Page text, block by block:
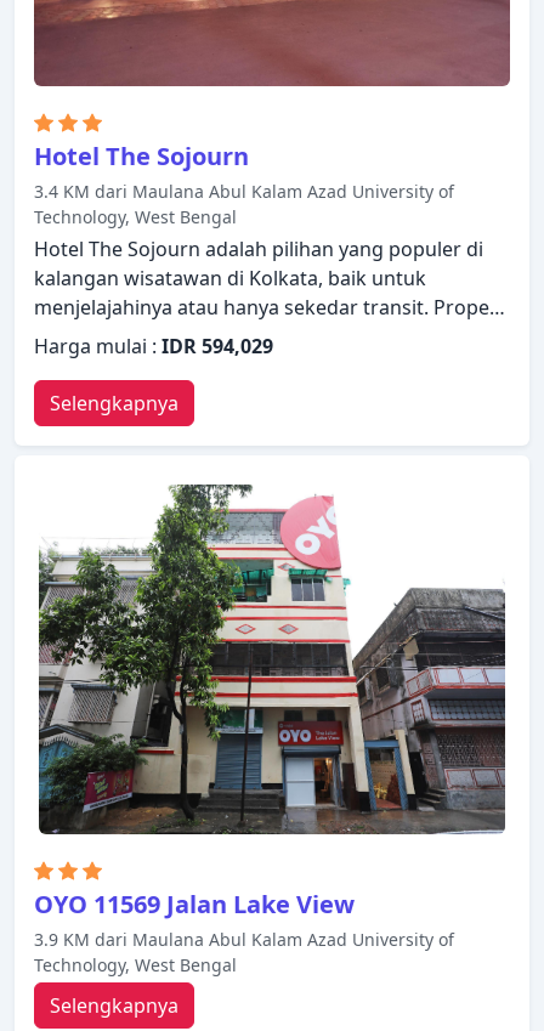
suasana yang indah untuk membuat kunjungan
Anda di Kolkata tidak terlupakan.
Hotel The Sojourn
3.4 KM dari Maulana Abul Kalam Azad University of
Technology, West Bengal
Hotel The Sojourn adalah pilihan yang populer di
kalangan wisatawan di Kolkata, baik untuk
menjelajahinya atau hanya sekedar transit. Properti
ini menawarkan berbagai fasilitas untuk
memastikan Anda mendapatkan pengalaman yang
luar biasa. Staf yang siap melayani akan
menyambut dan memandu Anda di Hotel The
Sojourn. Semua kamar dirancang dan didekorasi
untuk membuat tamu merasa seperti di rumah dan
beberapa kamar dilengkapi dengan televisi layar
datar, teh gratis, loker, cermin, perlengkapan
menyemir sepatu. Properti ini menawarkan
berbagai pilihan fasilitas rekreasi. Hotel The
Sojourn adalah pilihan yang sangat baik untuk
menjelajahi Kolkata atau untuk sekadar bersantai
dan menyegarkan diri.
Harga mulai : IDR 594,029
Selengkapnya
OYO 11569 Jalan Lake View
3.9 KM dari Maulana Abul Kalam Azad University of
Technology, West Bengal
Selengkapnya